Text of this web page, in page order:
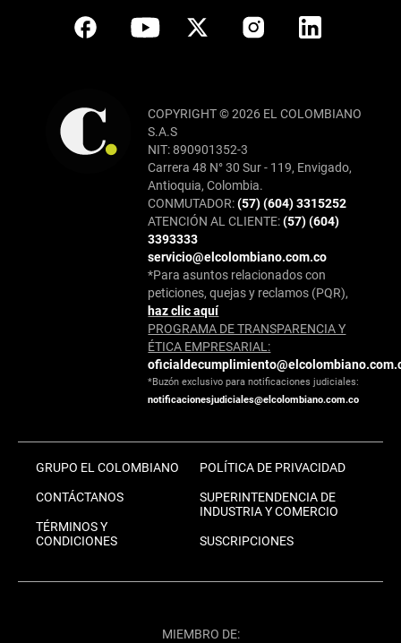
COPYRIGHT © 2026 EL COLOMBIANO
S.A.S
NIT: 890901352-3
Carrera 48 N° 30 Sur - 119, Envigado,
Antioquia, Colombia.
CONMUTADOR:(57) (604) 3315252
ATENCIÓN AL CLIENTE:(57) (604)
3393333
servicio@elcolombiano.com.co
*Para asuntos relacionados con
peticiones, quejas y reclamos (PQR),
haz clic aquí
PROGRAMA DE TRANSPARENCIA Y
ÉTICA EMPRESARIAL:
*Buzón exclusivo para notificaciones judiciales:
notificacionesjudiciales@elcolombiano.com.co
GRUPO EL COLOMBIANO
CONTÁCTANOS
TÉRMINOS Y
CONDICIONES
POLÍTICA DE PRIVACIDAD
SUPERINTENDENCIA DE
INDUSTRIA Y COMERCIO
SUSCRIPCIONES
MIEMBRO DE: